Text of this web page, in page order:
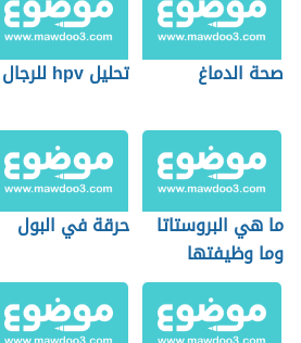
صحة الدماغ تحليل hpv للرجال
ما هي البروستاتا
وما وظيفتها
حرقة في البول